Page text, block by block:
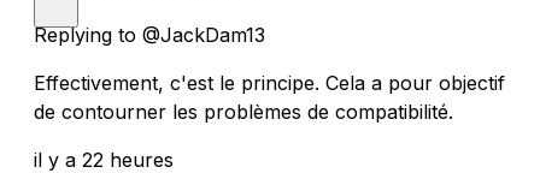
Replying to @JackDam13
Effectivement, c'est le principe. Cela a pour objectif
de contourner les problèmes de compatibilité.
il y a 22 heures